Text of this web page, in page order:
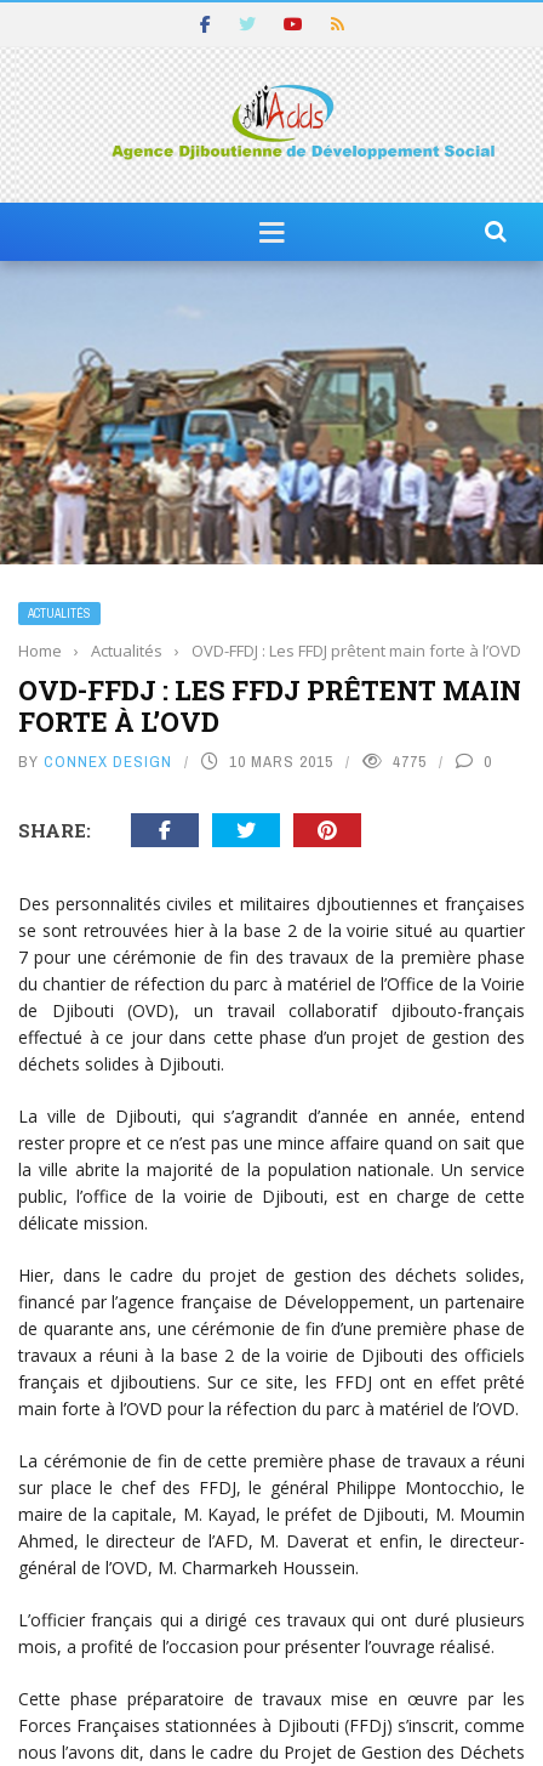
ACTUALITÉS
Home › Actualités › OVD-FFDJ : Les FFDJ prêtent main forte à l’OVD
OVD-FFDJ : LES FFDJ PRÊTENT MAIN
FORTE À L’OVD
BY CONNEX DESIGN 10 MARS 2015 4775 0
SHARE:
Des personnalités civiles et militaires djboutiennes et françaises
se sont retrouvées hier à la base 2 de la voirie situé au quartier
7 pour une cérémonie de fin des travaux de la première phase
du chantier de réfection du parc à matériel de l’Office de la Voirie
de Djibouti (OVD), un travail collaboratif djibouto-français
effectué à ce jour dans cette phase d’un projet de gestion des
déchets solides à Djibouti.
La ville de Djibouti, qui s’agrandit d’année en année, entend
rester propre et ce n’est pas une mince affaire quand on sait que
la ville abrite la majorité de la population nationale. Un service
public, l’office de la voirie de Djibouti, est en charge de cette
délicate mission.
Hier, dans le cadre du projet de gestion des déchets solides,
financé par l’agence française de Développement, un partenaire
de quarante ans, une cérémonie de fin d’une première phase de
travaux a réuni à la base 2 de la voirie de Djibouti des officiels
français et djiboutiens. Sur ce site, les FFDJ ont en effet prêté
main forte à l’OVD pour la réfection du parc à matériel de l’OVD.
La cérémonie de fin de cette première phase de travaux a réuni
sur place le chef des FFDJ, le général Philippe Montocchio, le
maire de la capitale, M. Kayad, le préfet de Djibouti, M. Moumin
Ahmed, le directeur de l’AFD, M. Daverat et enfin, le directeur-
général de l’OVD, M. Charmarkeh Houssein.
L’officier français qui a dirigé ces travaux qui ont duré plusieurs
mois, a profité de l’occasion pour présenter l’ouvrage réalisé.
Cette phase préparatoire de travaux mise en œuvre par les
Forces Françaises stationnées à Djibouti (FFDj) s’inscrit, comme
nous l’avons dit, dans le cadre du Projet de Gestion des Déchets